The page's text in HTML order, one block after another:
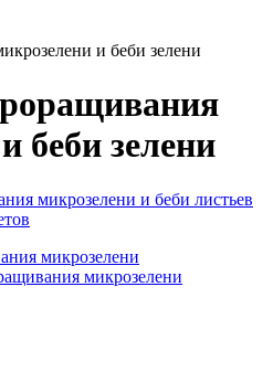
и беби зелени
беби зелени
микрозелени и беби листьев
микрозелени
микрозелени